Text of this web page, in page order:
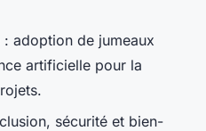
: adoption de jumeaux
artificielle pour la
sécurité et bien-